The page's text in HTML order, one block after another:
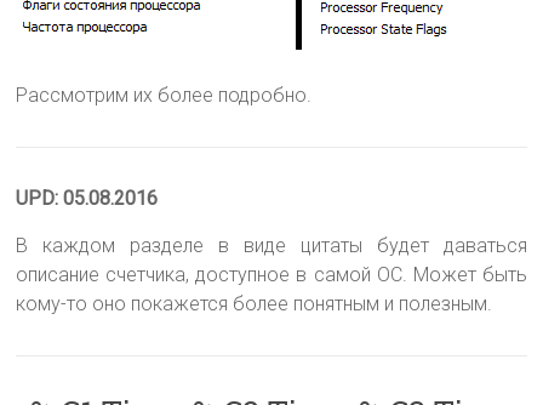
Рассмотрим их более подробно.
UPD: 05.08.2016
В каждом разделе в виде цитаты будет даваться
описание счетчика, доступное в самой ОС. Может быть
кому-то оно покажется более понятным и полезным.